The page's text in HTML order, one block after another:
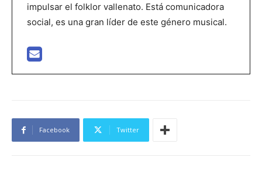
impulsar el folklor vallenato. Está comunicadora
social, es una gran líder de este género musical.
Facebook Twitter